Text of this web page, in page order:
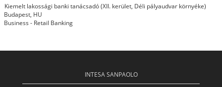
Kiemelt lakossági banki tanácsadó (XII. kerület, Déli pályaudvar környéke)
Budapest, HU
Business - Retail Banking
INTESA SANPAOLO